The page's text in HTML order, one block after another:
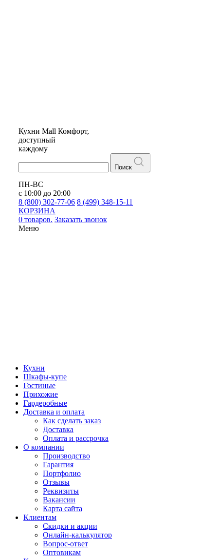
Кухни Mall Комфорт,
доступный
каждому
Поиск
ПН-ВС
с 10:00 до 20:00
8 (800) 302-77-06 8 (499) 348-15-11
КОРЗИНА
0 товаров. Заказать звонок
Меню
Кухни
Шкафы-купе
Гостиные
Прихожие
Гардеробные
Доставка и оплата
Как сделать заказ
Доставка
Оплата и рассрочка
О компании
Производство
Гарантия
Портфолио
Отзывы
Реквизиты
Вакансии
Карта сайта
Клиентам
Скидки и акции
Онлайн-калькулятор
Вопрос-ответ
Оптовикам